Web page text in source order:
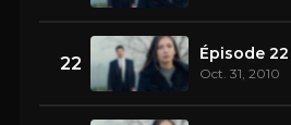
22 Épisode 22
Oct. 31, 2010